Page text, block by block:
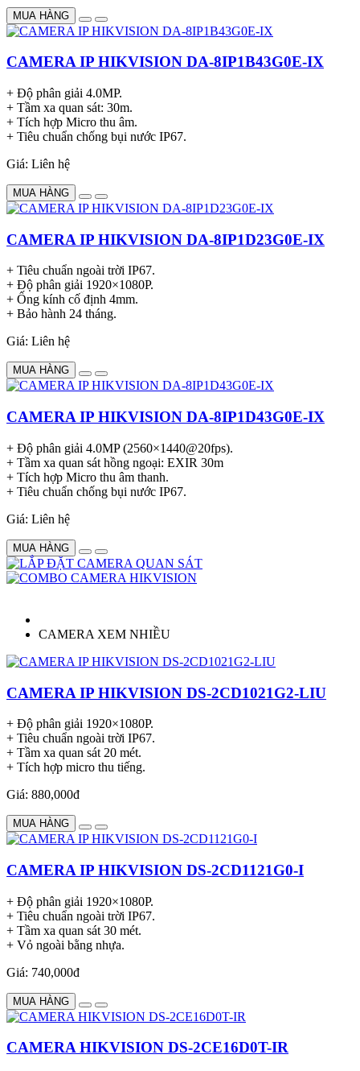
MUA HÀNG
CAMERA IP HIKVISION DA-8IP1B43G0E-IX
+ Độ phân giải 4.0MP.
+ Tầm xa quan sát: 30m.
+ Tích hợp Micro thu âm.
+ Tiêu chuẩn chống bụi nước IP67.
Giá: Liên hệ
MUA HÀNG
CAMERA IP HIKVISION DA-8IP1D23G0E-IX
+ Tiêu chuẩn ngoài trời IP67.
+ Độ phân giải 1920×1080P.
+ Ống kính cố định 4mm.
+ Bảo hành 24 tháng.
Giá: Liên hệ
MUA HÀNG
CAMERA IP HIKVISION DA-8IP1D43G0E-IX
+ Độ phân giải 4.0MP (2560×1440@20fps).
+ Tầm xa quan sát hồng ngoại: EXIR 30m
+ Tích hợp Micro thu âm thanh.
+ Tiêu chuẩn chống bụi nước IP67.
Giá: Liên hệ
MUA HÀNG
CAMERA XEM NHIỀU
CAMERA IP HIKVISION DS-2CD1021G2-LIU
+ Độ phân giải 1920×1080P.
+ Tiêu chuẩn ngoài trời IP67.
+ Tầm xa quan sát 20 mét.
+ Tích hợp micro thu tiếng.
Giá: 880,000đ
MUA HÀNG
CAMERA IP HIKVISION DS-2CD1121G0-I
+ Độ phân giải 1920×1080P.
+ Tiêu chuẩn ngoài trời IP67.
+ Tầm xa quan sát 30 mét.
+ Vỏ ngoài bằng nhựa.
Giá: 740,000đ
MUA HÀNG
CAMERA HIKVISION DS-2CE16D0T-IR